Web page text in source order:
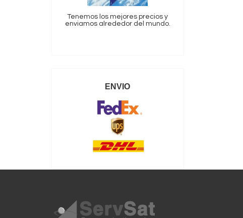
Tenemos los mejores precios y
enviamos alrededor del mundo.
ENVIO